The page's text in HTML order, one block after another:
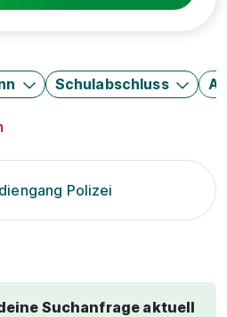
Schulabschluss
Polizei
Suchanfrage aktuell